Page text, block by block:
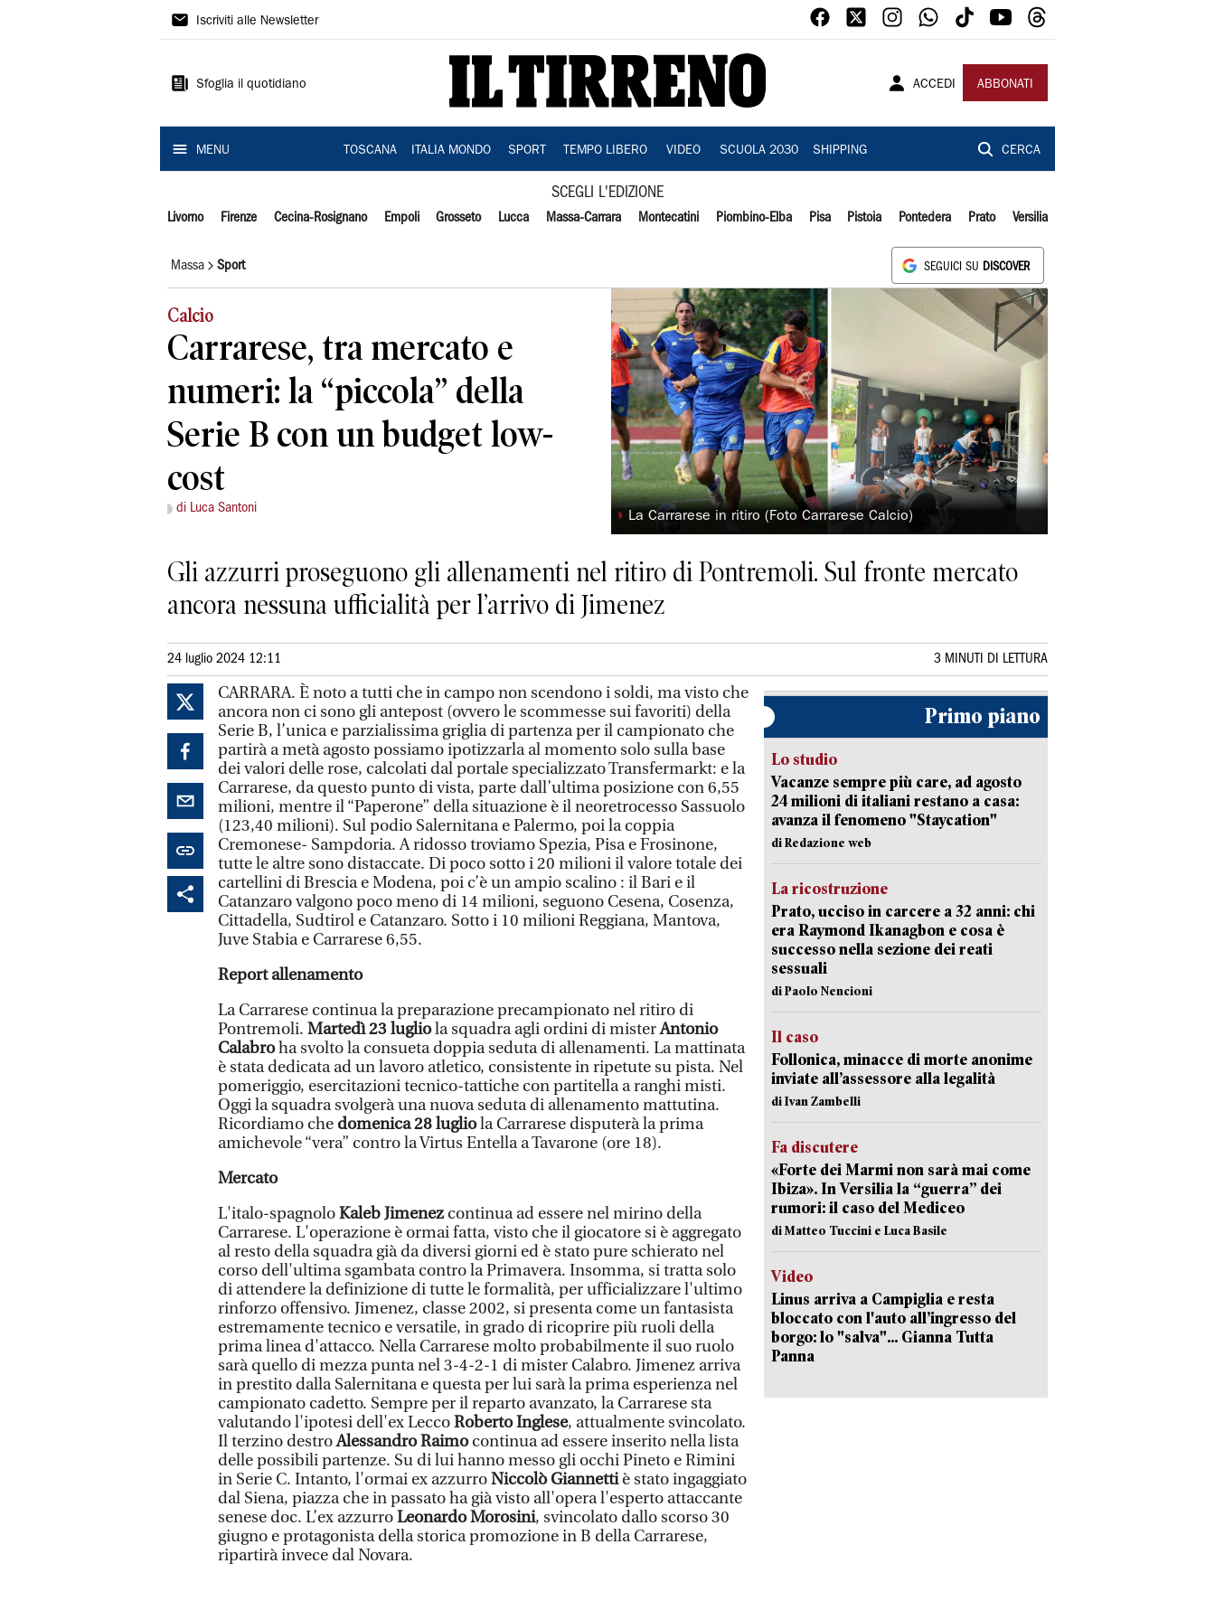
Il
Iscriviti alle Newsletter
Sfoglia il quotidiano ACCEDI ABBONATI
MENU TOSCANA ITALIA MONDO SPORT TEMPO LIBERO VIDEO SCUOLA 2030 SHIPPING CERCA
SCEGLI L'EDIZIONE
Livorno Firenze Cecina-Rosignano Empoli Grosseto Lucca Massa-Carrara Montecatini Piombino-Elba Pisa Pistoia Pontedera Prato Versilia
Massa Sport SEGUICI SU DISCOVER
Calcio
Carrarese, tra mercato e
numeri: la “piccola” della
Serie B con un budget low-
cost
di Luca Santoni
◗ La Carrarese in ritiro (Foto Carrarese Calcio)
Gli azzurri proseguono gli allenamenti nel ritiro di Pontremoli. Sul fronte mercato
ancora nessuna ufficialità per l’arrivo di Jimenez
24 luglio 2024 12:11 3 MINUTI DI LETTURA
CARRARA. È noto a tutti che in campo non scendono i soldi, ma visto che
ancora non ci sono gli antepost (ovvero le scommesse sui favoriti) della
Serie B, l’unica e parzialissima griglia di partenza per il campionato che
partirà a metà agosto possiamo ipotizzarla al momento solo sulla base
dei valori delle rose, calcolati dal portale specializzato Transfermarkt: e la
Carrarese, da questo punto di vista, parte dall’ultima posizione con 6,55
milioni, mentre il “Paperone” della situazione è il neoretrocesso Sassuolo
(123,40 milioni). Sul podio Salernitana e Palermo, poi la coppia
Cremonese- Sampdoria. A ridosso troviamo Spezia, Pisa e Frosinone,
tutte le altre sono distaccate. Di poco sotto i 20 milioni il valore totale dei
cartellini di Brescia e Modena, poi c’è un ampio scalino : il Bari e il
Catanzaro valgono poco meno di 14 milioni, seguono Cesena, Cosenza,
Cittadella, Sudtirol e Catanzaro. Sotto i 10 milioni Reggiana, Mantova,
Juve Stabia e Carrarese 6,55.
Report allenamento
La Carrarese continua la preparazione precampionato nel ritiro di
Pontremoli. Martedì 23 lugliola squadra agli ordini di misterAntonio
Calabroha svolto la consueta doppia seduta di allenamenti. La mattinata
è stata dedicata ad un lavoro atletico, consistente in ripetute su pista. Nel
pomeriggio, esercitazioni tecnico-tattiche con partitella a ranghi misti.
Oggi la squadra svolgerà una nuova seduta di allenamento mattutina.
Ricordiamo che domenica 28 lugliola Carrarese disputerà la prima
amichevole “vera” contro la Virtus Entella a Tavarone (ore 18).
Mercato
L'italo-spagnoloKaleb Jimenez continua ad essere nel mirino della
Carrarese. L'operazione è ormai fatta, visto che il giocatore si è aggregato
al resto della squadra già da diversi giorni ed è stato pure schierato nel
corso dell'ultima sgambata contro la Primavera. Insomma, si tratta solo
di attendere la definizione di tutte le formalità, per ufficializzare l'ultimo
rinforzo offensivo. Jimenez, classe 2002, si presenta come un fantasista
estremamente tecnico e versatile, in grado di ricoprire più ruoli della
prima linea d'attacco. Nella Carrarese molto probabilmente il suo ruolo
sarà quello di mezza punta nel 3-4-2-1 di mister Calabro. Jimenez arriva
in prestito dalla Salernitana e questa per lui sarà la prima esperienza nel
campionato cadetto. Sempre per il reparto avanzato, la Carrarese sta
valutando l'ipotesi dell'ex LeccoRoberto Inglese, attualmente svincolato.
Il terzino destroAlessandro Raimocontinua ad essere inserito nella lista
delle possibili partenze. Su di lui hanno messo gli occhi Pineto e Rimini
in Serie C. Intanto, l'ormai ex azzurroNiccolò Giannettiè stato ingaggiato
dal Siena, piazza che in passato ha già visto all'opera l'esperto attaccante
senese doc. L’ex azzurroLeonardo Morosini, svincolato dallo scorso 30
giugno e protagonista della storica promozione in B della Carrarese,
ripartirà invece dal Novara.
Primo piano
Lo studio
Vacanze sempre più care, ad agosto
24 milioni di italiani restano a casa:
avanza il fenomeno "Staycation"
di Redazione web
La ricostruzione
Prato, ucciso in carcere a 32 anni: chi
era Raymond Ikanagbon e cosa è
successo nella sezione dei reati
sessuali
di Paolo Nencioni
Il caso
Follonica, minacce di morte anonime
inviate all’assessore alla legalità
di Ivan Zambelli
Fa discutere
«Forte dei Marmi non sarà mai come
Ibiza». In Versilia la “guerra” dei
rumori: il caso del Mediceo
di Matteo Tuccini e Luca Basile
Video
Linus arriva a Campiglia e resta
bloccato con l'auto all’ingresso del
borgo: lo "salva"... Gianna Tutta
Panna